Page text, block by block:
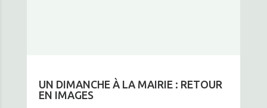
UN DIMANCHE À LA MAIRIE : RETOUR
EN IMAGES